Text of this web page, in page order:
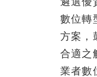
數位轉
方案，
合適之
業者數